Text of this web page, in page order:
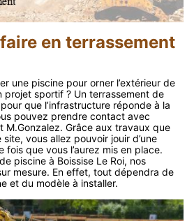
en terrassement
une piscine pour orner l’extérieur de
projet sportif ? Un terrassement de
que l’infrastructure réponde à la
pouvez prendre contact avec
M.Gonzalez. Grâce aux travaux que
vous allez pouvoir jouir d’une
fois que vous l’aurez mis en place.
piscine à Boissise Le Roi, nos
mesure. En effet, tout dépendra de
et du modèle à installer.